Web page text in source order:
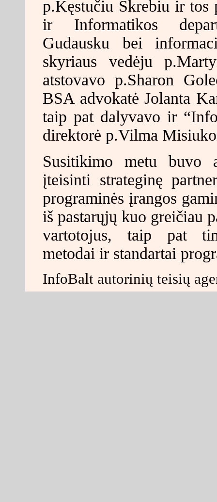
p.Kęstučiu Skrebiu ir tos
ir Informatikos
Gudausku bei
skyriaus vedėju
atstovavo p.Sharon
BSA advokatė Jolanta
taip pat dalyvavo ir
direktorė p.Vilma
Susitikimo metu buvo
įteisinti strateginę
programinės įrangos
iš pastarųjų kuo greičiau
vartotojus, taip pat
metodai ir standartai
InfoBalt autorinių teisių